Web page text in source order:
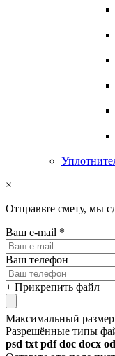
×
Отправьте смету, мы
Ваш e-mail *
Ваш телефон
+ Прикрепить файл
Максимальный
Разрешённые типы
psd txt pdf doc docx